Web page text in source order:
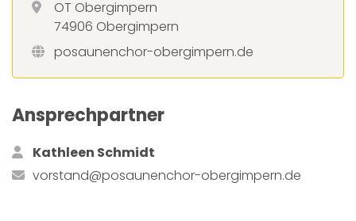
OT Obergimpern
74906 Obergimpern
posaunenchor-obergimpern.de
Ansprechpartner
Kathleen Schmidt
vorstand@posaunenchor-obergimpern.de